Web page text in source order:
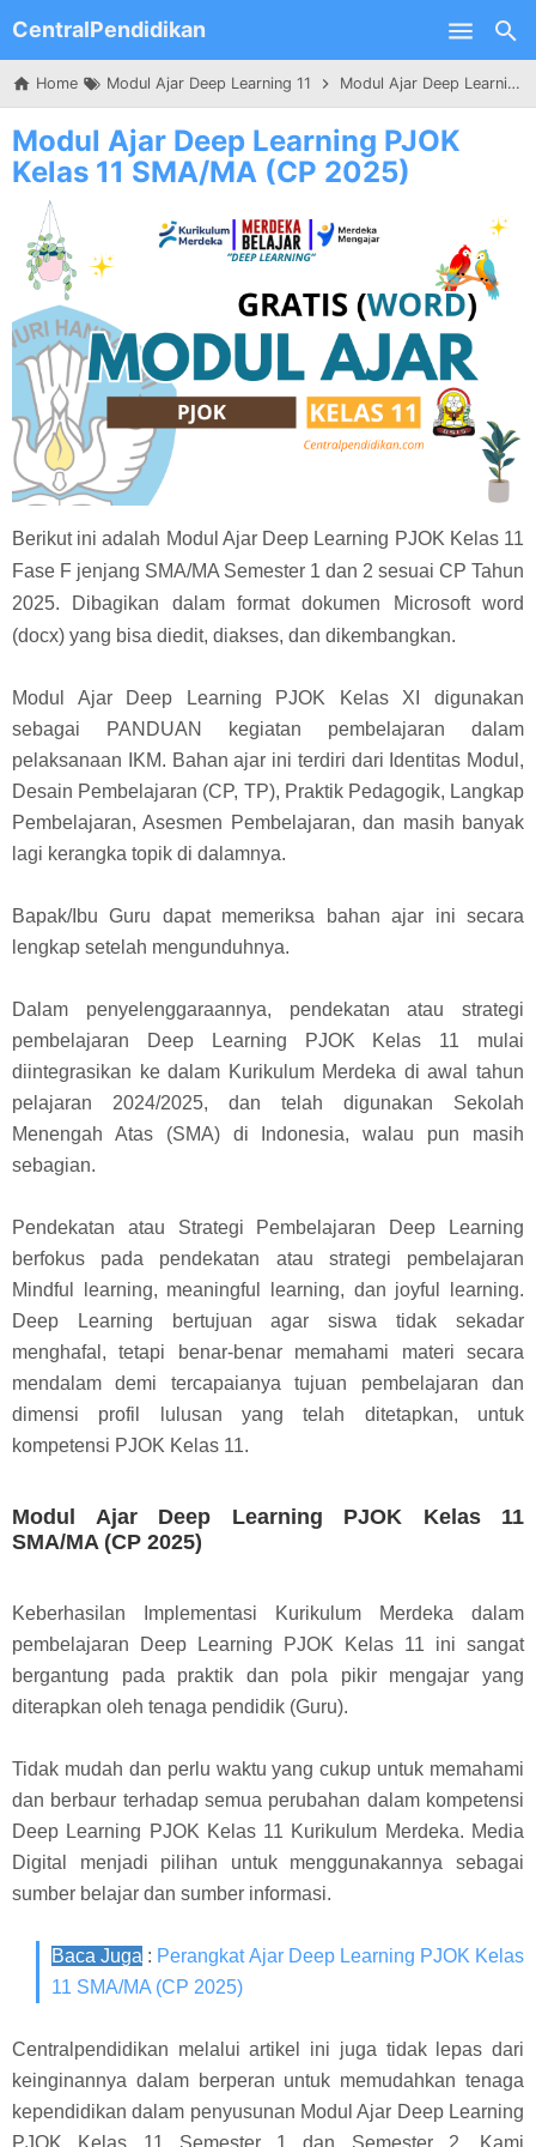
Skip to main content
CentralPendidikan
Home Modul Ajar Deep Learning 11 Modul Ajar Deep Learning PJOK Kelas 11 SMA/MA (CP 2025)
Modul Ajar Deep Learning PJOK
Kelas 11 SMA/MA (CP 2025)
Berikut ini adalah Modul Ajar Deep Learning PJOK Kelas 11
Fase F jenjang SMA/MA Semester 1 dan 2 sesuai CP Tahun
2025. Dibagikan dalam format dokumen Microsoft word
(docx) yang bisa diedit, diakses, dan dikembangkan.
Modul Ajar Deep Learning PJOK Kelas XI digunakan
sebagai PANDUAN kegiatan pembelajaran dalam
pelaksanaan IKM. Bahan ajar ini terdiri dari Identitas Modul,
Desain Pembelajaran (CP, TP), Praktik Pedagogik, Langkap
Pembelajaran, Asesmen Pembelajaran, dan masih banyak
lagi kerangka topik di dalamnya.
Bapak/Ibu Guru dapat memeriksa bahan ajar ini secara
lengkap setelah mengunduhnya.
Dalam penyelenggaraannya, pendekatan atau strategi
pembelajaran Deep Learning PJOK Kelas 11 mulai
diintegrasikan ke dalam Kurikulum Merdeka di awal tahun
pelajaran 2024/2025, dan telah digunakan Sekolah
Menengah Atas (SMA) di Indonesia, walau pun masih
sebagian.
Pendekatan atau Strategi Pembelajaran Deep Learning
berfokus pada pendekatan atau strategi pembelajaran
Mindful learning, meaningful learning, dan joyful learning.
Deep Learning bertujuan agar siswa tidak sekadar
menghafal, tetapi benar-benar memahami materi secara
mendalam demi tercapaianya tujuan pembelajaran dan
dimensi profil lulusan yang telah ditetapkan, untuk
kompetensi PJOK Kelas 11.
Modul Ajar Deep Learning PJOK Kelas 11
SMA/MA (CP 2025)
Keberhasilan Implementasi Kurikulum Merdeka dalam
pembelajaran Deep Learning PJOK Kelas 11 ini sangat
bergantung pada praktik dan pola pikir mengajar yang
diterapkan oleh tenaga pendidik (Guru).
Tidak mudah dan perlu waktu yang cukup untuk memahami
dan berbaur terhadap semua perubahan dalam kompetensi
Deep Learning PJOK Kelas 11 Kurikulum Merdeka. Media
Digital menjadi pilihan untuk menggunakannya sebagai
sumber belajar dan sumber informasi.
Baca Juga : Perangkat Ajar Deep Learning PJOK Kelas
11 SMA/MA (CP 2025)
Centralpendidikan melalui artikel ini juga tidak lepas dari
keinginannya dalam berperan untuk memudahkan tenaga
kependidikan dalam penyusunan Modul Ajar Deep Learning
PJOK Kelas 11 Semester 1 dan Semester 2. Kami